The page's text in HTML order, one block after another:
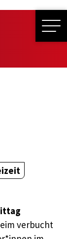
verbucht